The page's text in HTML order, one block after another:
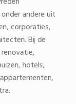
andere uit
corporaties,
Bij de
hotels,